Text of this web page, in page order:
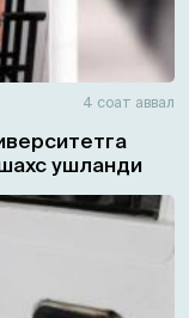
4 соат аввал
ушланди